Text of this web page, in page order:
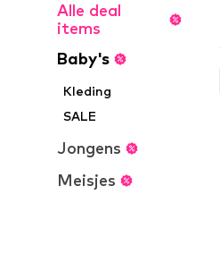
Alle deal
items
Baby's
Kleding
SALE
Jongens
Meisjes